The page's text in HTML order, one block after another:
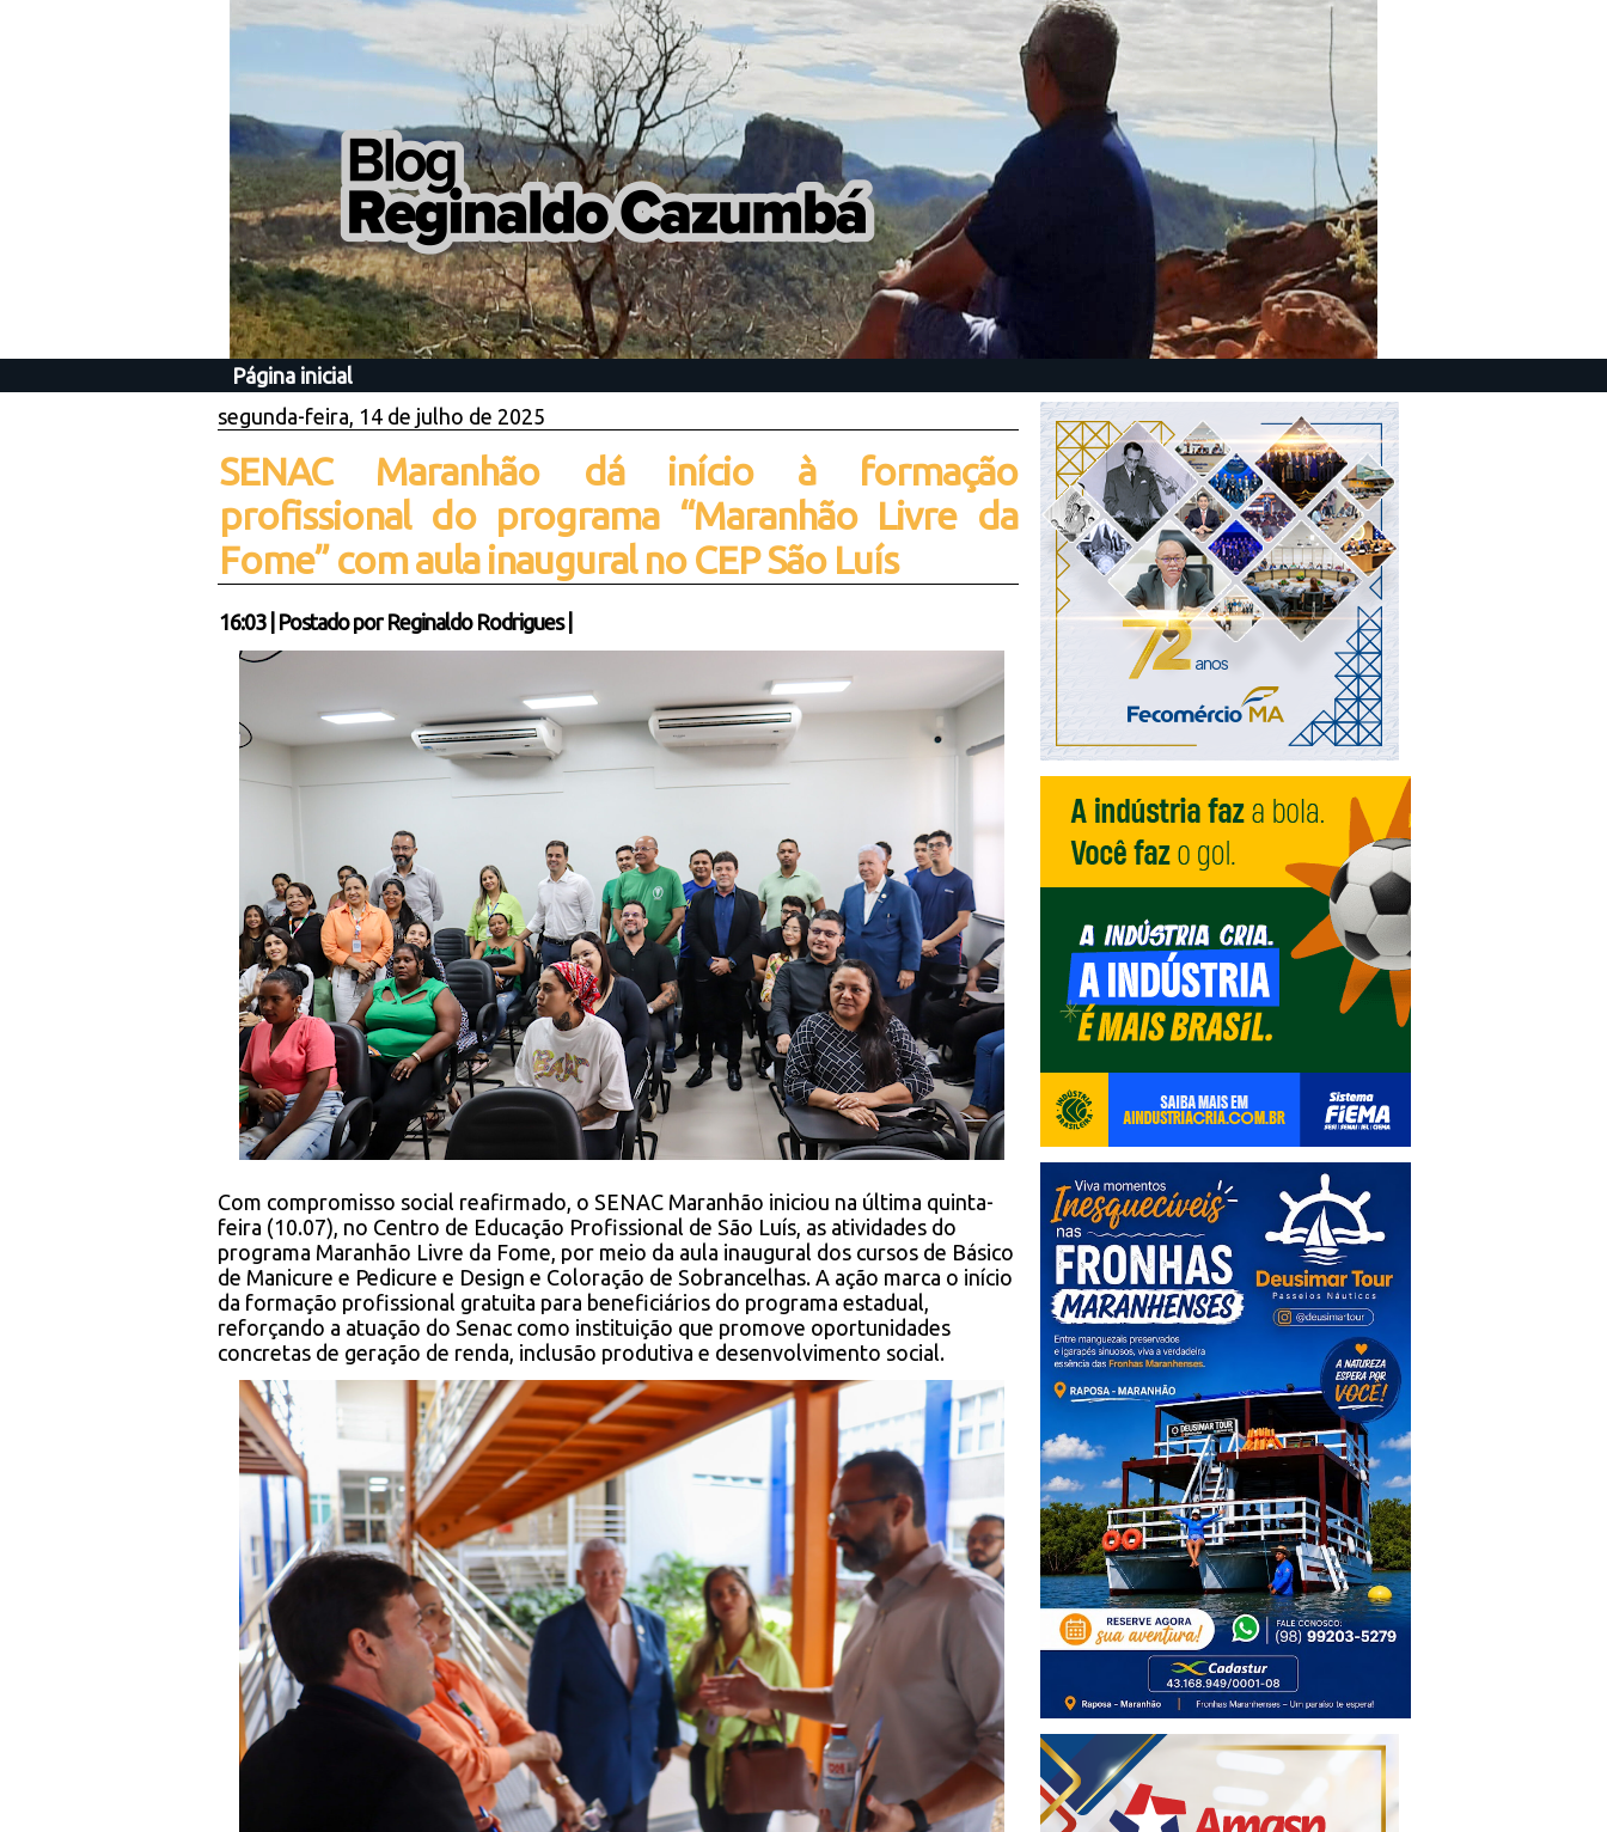
Página inicial
segunda-feira, 14 de julho de 2025
SENAC Maranhão dá início à formação
profissional do programa “Maranhão Livre da
Fome” com aula inaugural no CEP São Luís
16:03| Postado por Reginaldo Rodrigues
Com compromisso social reafirmado, o SENAC Maranhão iniciou na última quinta-
feira (10.07), no Centro de Educação Profissional de São Luís, as atividades do
programa Maranhão Livre da Fome, por meio da aula inaugural dos cursos de Básico
de Manicure e Pedicure e Design e Coloração de Sobrancelhas. A ação marca o início
da formação profissional gratuita para beneficiários do programa estadual,
reforçando a atuação do Senac como instituição que promove oportunidades
concretas de geração de renda, inclusão produtiva e desenvolvimento social.